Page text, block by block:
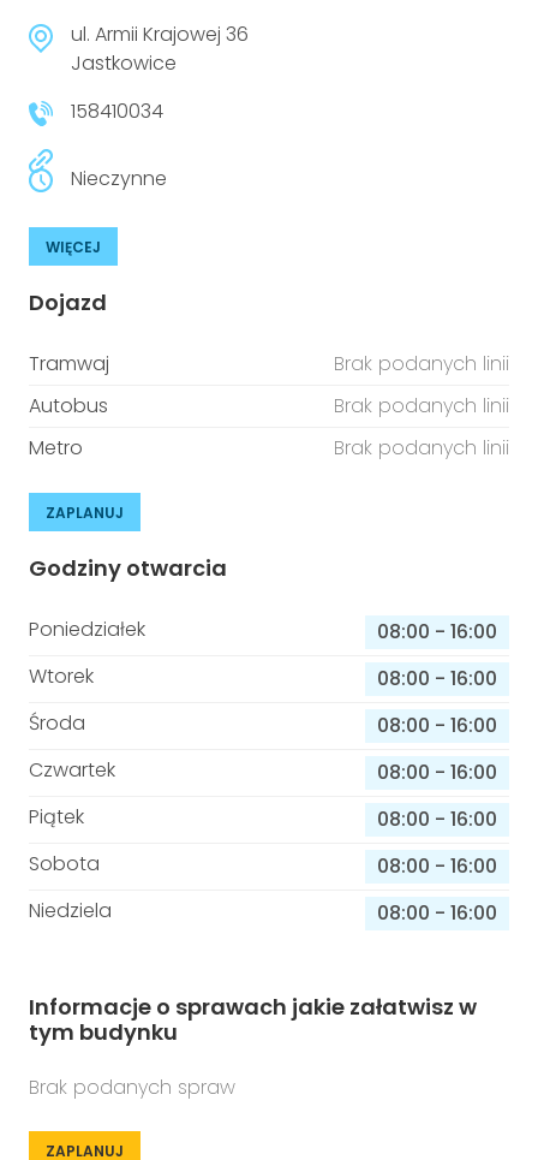
ul. Armii Krajowej 36
Jastkowice
158410034
Nieczynne
WIĘCEJ
Dojazd
Tramwaj
Brak podanych linii
Autobus
Brak podanych linii
Metro
Brak podanych linii
ZAPLANUJ
Godziny otwarcia
Poniedziałek 08:00 - 16:00
Wtorek
08:00 - 16:00
Środa
08:00 - 16:00
Czwartek
08:00 - 16:00
Piątek
08:00 - 16:00
Sobota
08:00 - 16:00
Niedziela
08:00 - 16:00
Informacje o sprawach jakie załatwisz w
tym budynku
Brak podanych spraw
ZAPLANUJ